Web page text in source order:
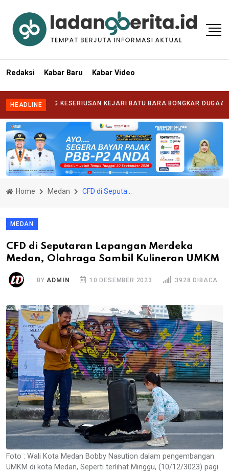
Redaksi Kabar Baru Kabar Video
HEADLINEKESERIUSAN KEJARI BATU BARA BONGKAR DUGAAN
Home Medan
MEDAN
CFD di Seputaran Lapangan Merdeka
Medan, Olahraga Sambil Kulineran UMKM
BY ADMIN 10 DESEMBER 2023 3928 DIBACA
Foto : Wali Kota Medan Bobby Nasution dalam pengembangan
UMKM di kota Medan, Seperti terlihat Minggu, (10/12/3023) pagi